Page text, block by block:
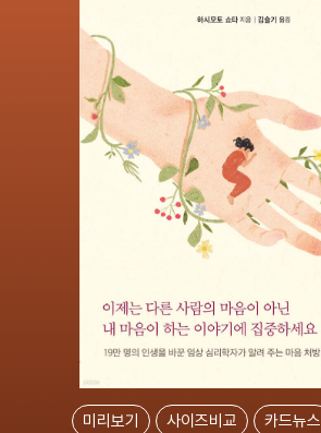
미리보기 사이즈비교 카드뉴스